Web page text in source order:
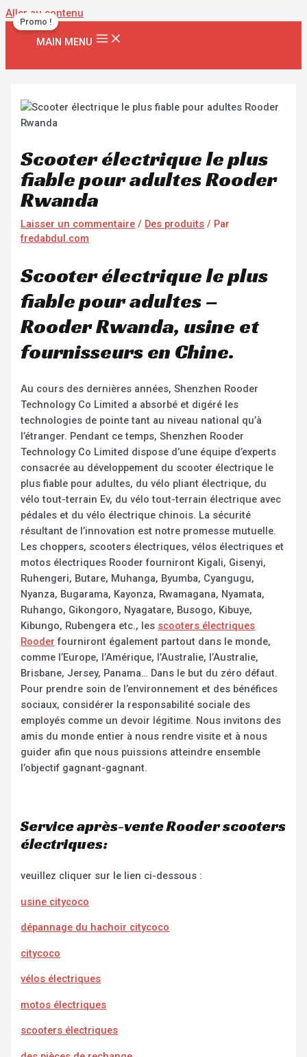
Aller au contenu
MAIN MENU
Scooter électrique le plus
fiable pour adultes Rooder
Rwanda
Laisser un commentaire / Des produits / Par
fredabdul.com
Scooter électrique le plus
fiable pour adultes –
Rooder Rwanda, usine et
fournisseurs en Chine.
Au cours des dernières années, Shenzhen Rooder
Technology Co Limited a absorbé et digéré les
technologies de pointe tant au niveau national qu’à
l’étranger. Pendant ce temps, Shenzhen Rooder
Technology Co Limited dispose d’une équipe d’experts
consacrée au développement du scooter électrique le
plus fiable pour adultes, du vélo pliant électrique, du
vélo tout-terrain Ev, du vélo tout-terrain électrique avec
pédales et du vélo électrique chinois. La sécurité
résultant de l’innovation est notre promesse mutuelle.
Les choppers, scooters électriques, vélos électriques et
motos électriques Rooder fourniront Kigali, Gisenyi,
Ruhengeri, Butare, Muhanga, Byumba, Cyangugu,
Nyanza, Bugarama, Kayonza, Rwamagana, Nyamata,
Ruhango, Gikongoro, Nyagatare, Busogo, Kibuye,
Kibungo, Rubengera etc., les scooters électriques
Rooder fourniront également partout dans le monde,
comme l’Europe, l’Amérique, l’Australie, l’Australie,
Brisbane, Jersey, Panama… Dans le but du zéro défaut.
Pour prendre soin de l’environnement et des bénéfices
sociaux, considérer la responsabilité sociale des
employés comme un devoir légitime. Nous invitons des
amis du monde entier à nous rendre visite et à nous
guider afin que nous puissions atteindre ensemble
l’objectif gagnant-gagnant.
Service après-vente Rooder scooters
électriques:
veuillez cliquer sur le lien ci-dessous :
usine citycoco
dépannage du hachoir citycoco
citycoco
vélos électriques
motos électriques
scooters électriques
Promo !